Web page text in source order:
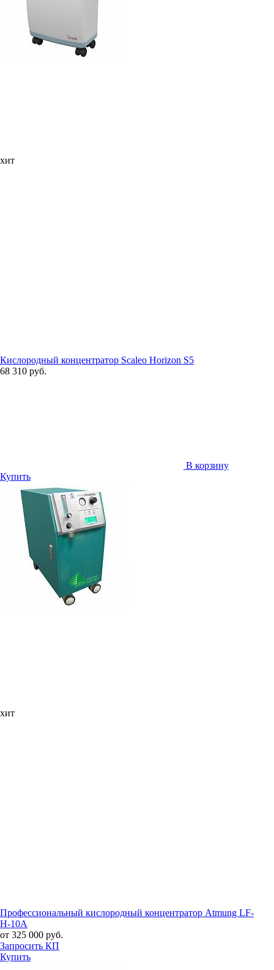
хит
Кислородный концентратор Scaleo Horizon S5
68 310 руб.
В корзину
Купить
хит
Профессиональный кислородный концентратор Atmung LF-
H-10A
от 325 000 руб.
Запросить КП
Купить